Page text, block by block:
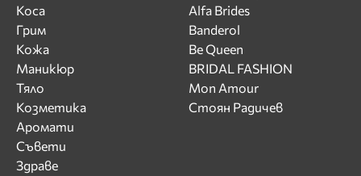
Коса
Грим
Кожа
Маникюр
Тяло
Козметика
Аромати
Съвети
Здраве
Alfa Brides
Banderol
Be Queen
BRIDAL FASHION
Mon Amour
Стоян Радичев